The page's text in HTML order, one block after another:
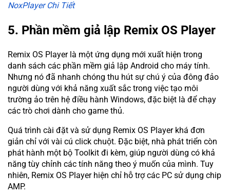
NoxPlayer Chi Tiết
5. Phần mềm giả lập Remix OS Player
Remix OS Player là một ứng dụng mới xuất hiện trong
danh sách các phần mềm giả lập Android cho máy tính.
Nhưng nó đã nhanh chóng thu hút sự chú ý của đông đảo
người dùng với khả năng xuất sắc trong việc tạo môi
trường ảo trên hệ điều hành Windows, đặc biệt là để chạy
các trò chơi dành cho game thủ.
Quá trình cài đặt và sử dụng Remix OS Player khá đơn
giản chỉ với vài cú click chuột. Đặc biệt, nhà phát triển còn
phát hành một bộ Toolkit đi kèm, giúp người dùng có khả
năng tùy chỉnh các tính năng theo ý muốn của mình. Tuy
nhiên, Remix OS Player hiện chỉ hỗ trợ các PC sử dụng chip
AMP.